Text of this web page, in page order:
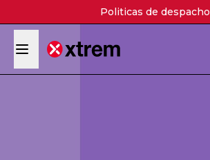
Politicas de despacho